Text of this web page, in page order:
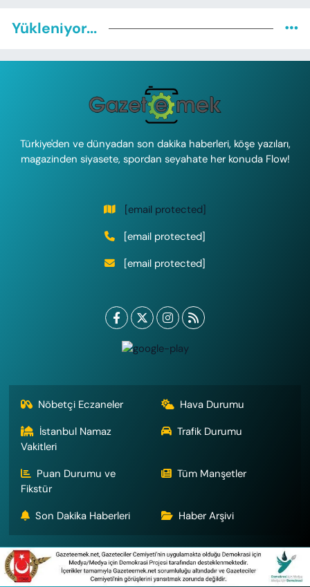
Yükleniyor...
Türkiye'den ve dünyadan son dakika haberleri, köşe yazıları,
magazinden siyasete, spordan seyahate her konuda Flow!
[email protected]
[email protected]
[email protected]
Nöbetçi Eczaneler
Hava Durumu
İstanbul Namaz
Vakitleri
Trafik Durumu
Puan Durumu ve
Fikstür
Tüm Manşetler
Son Dakika Haberleri Haber Arşivi